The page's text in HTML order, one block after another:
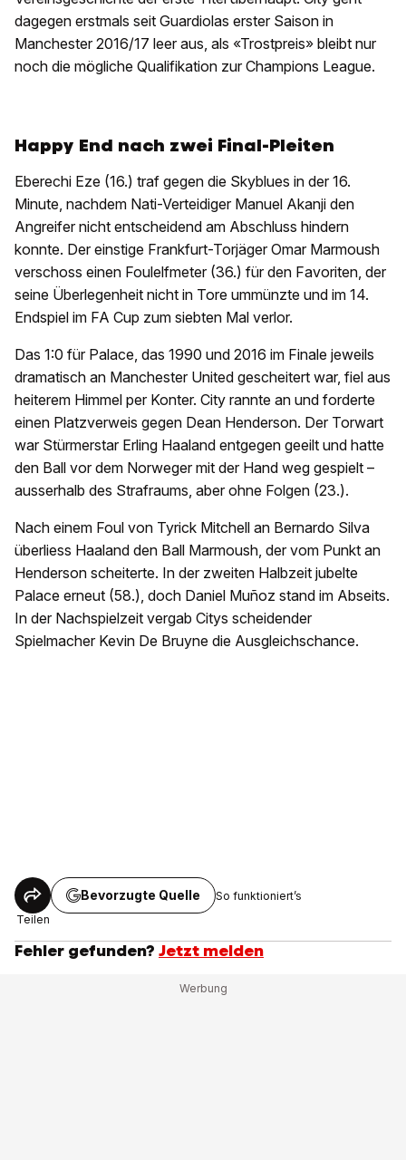
dagegen erstmals seit Guardiolas erster Saison in
Manchester 2016/17 leer aus, als «Trostpreis» bleibt nur
noch die mögliche Qualifikation zur Champions League.
Happy End nach zwei Final-Pleiten
Eberechi Eze (16.) traf gegen die Skyblues in der 16.
Minute, nachdem Nati-Verteidiger Manuel Akanji den
Angreifer nicht entscheidend am Abschluss hindern
konnte. Der einstige Frankfurt-Torjäger Omar Marmoush
verschoss einen Foulelfmeter (36.) für den Favoriten, der
seine Überlegenheit nicht in Tore ummünzte und im 14.
Endspiel im FA Cup zum siebten Mal verlor.
Das 1:0 für Palace, das 1990 und 2016 im Finale jeweils
dramatisch an Manchester United gescheitert war, fiel aus
heiterem Himmel per Konter. City rannte an und forderte
einen Platzverweis gegen Dean Henderson. Der Torwart
war Stürmerstar Erling Haaland entgegen geeilt und hatte
den Ball vor dem Norweger mit der Hand weg gespielt –
ausserhalb des Strafraums, aber ohne Folgen (23.).
Nach einem Foul von Tyrick Mitchell an Bernardo Silva
überliess Haaland den Ball Marmoush, der vom Punkt an
Henderson scheiterte. In der zweiten Halbzeit jubelte
Palace erneut (58.), doch Daniel Muñoz stand im Abseits.
In der Nachspielzeit vergab Citys scheidender
Spielmacher Kevin De Bruyne die Ausgleichschance.
Teilen
Bevorzugte Quelle So funktioniert’s
Fehler gefunden? Jetzt melden